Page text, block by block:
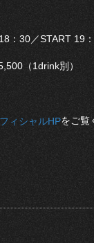
：30／START 19
（1drink別）
ィシャルHPをご覧